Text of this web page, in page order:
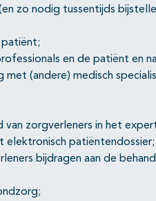
zo nodig tussentijds
patiënt;
en de patiënt en
met (andere) medisch
zorgverleners in het
elektronisch patiëntendossier;
bijdragen aan de